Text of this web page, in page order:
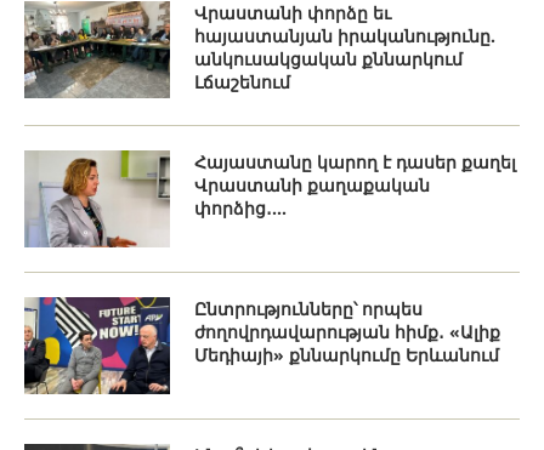
Վրաստանի փորձը եւ
հայաստանյան իրականությունը.
անկուսակցական քննարկում
Լճաշենում
Հայաստանը կարող է դասեր քաղել
Վրաստանի քաղաքական
փորձից․...
Ընտրությունները՝ որպես
ժողովրդավարության հիմք․ «Ալիք
Մեդիայի» քննարկումը Երևանում